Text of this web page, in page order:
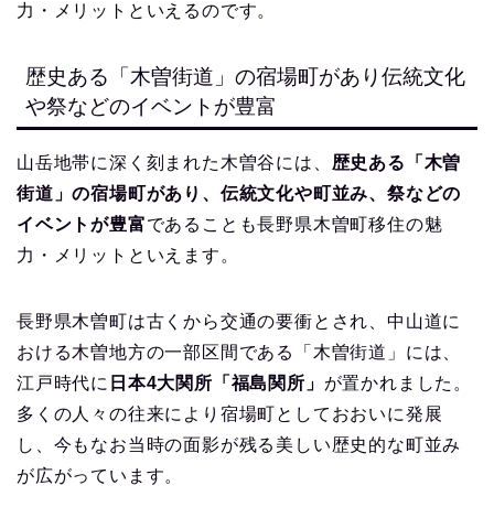
力・メリットといえるのです。
歴史ある「木曽街道」の宿場町があり伝統文化
や祭などのイベントが豊富
山岳地帯に深く刻まれた木曽谷には、 歴史ある「木曽
街道」の宿場町があり、伝統文化や町並み、祭などの
イベントが豊富であることも長野県木曽町移住の魅
力・メリットといえます。
長野県木曽町は古くから交通の要衝とされ、中山道に
おける木曽地方の一部区間である「木曽街道」には、
江戸時代に 日本4大関所「福島関所」 が置かれました。
多くの人々の往来により宿場町としておおいに発展
し、今もなお当時の面影が残る美しい歴史的な町並み
が広がっています。